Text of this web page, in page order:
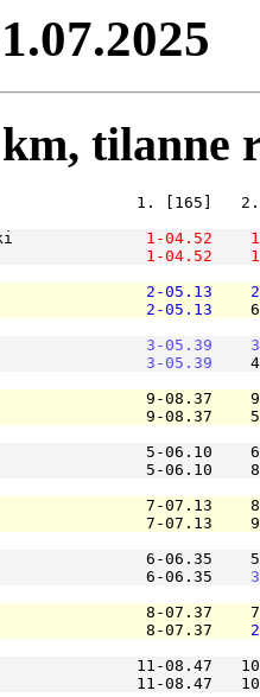
tilanne
1. [165]
1-04.52
1-04.52
Wilen
2-05.13
2-05.13
3-05.39
3-05.39
9-08.37
9-08.37
5-06.10
5-06.10
7-07.13
7-07.13
6-06.35
6-06.35
8-07.37
8-07.37
11-08.47
11-08.47